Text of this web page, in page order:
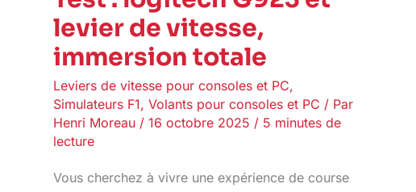
levier de vitesse,
immersion totale
Leviers de vitesse pour consoles et PC,
Simulateurs F1, Volants pour consoles et PC / Par
Henri Moreau / 16 octobre 2025 / 5 minutes de
lecture
Vous cherchez à vivre une expérience de course